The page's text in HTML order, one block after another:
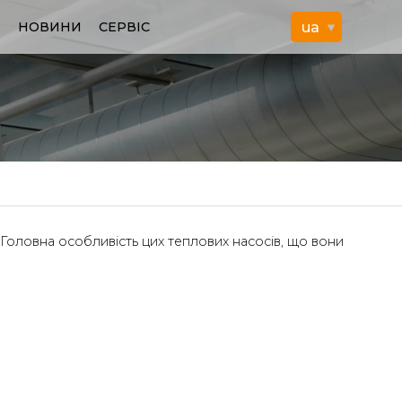
НОВИНИ СЕРВІС
особливість цих теплових насосів, що вони